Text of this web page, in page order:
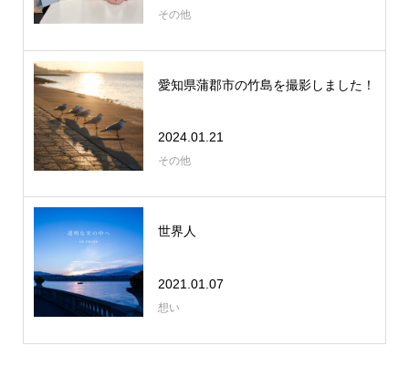
その他
愛知県蒲郡市の竹島を撮影しました！
2024.01.21
その他
世界人
2021.01.07
想い